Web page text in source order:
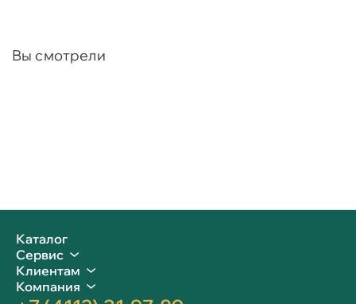
Вы смотрели
Каталог
Сервис
Клиентам
Компания